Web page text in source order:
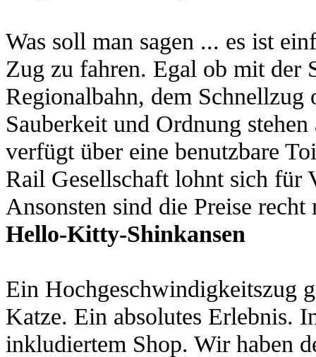
Was soll man sagen ... es ist
Zug zu fahren. Egal ob mit der
Regionalbahn, dem
Sauberkeit und Ordnung
verfügt über eine benutzbare
Rail Gesellschaft lohnt sich für
Ansonsten sind die Preise recht
Hello-Kitty-Shinkansen
Ein Hochgeschwindigkeitszug
Katze. Ein absolutes Erlebnis.
inkludiertem Shop. Wir haben